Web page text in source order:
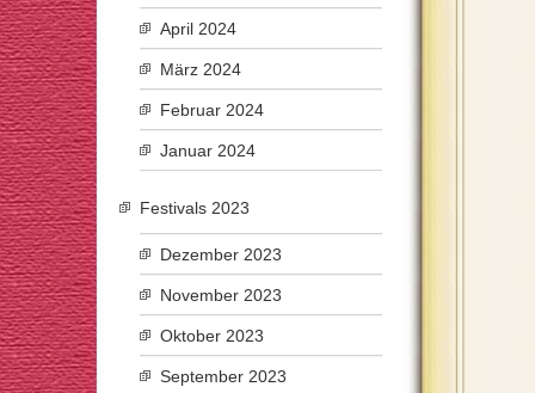
April 2024
März 2024
Februar 2024
Januar 2024
Festivals 2023
Dezember 2023
November 2023
Oktober 2023
September 2023